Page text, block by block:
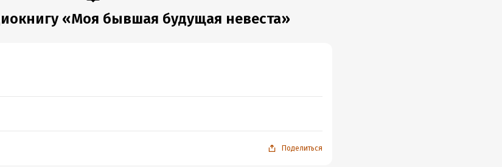
«Моя бывшая будущая невеста»
Поделиться